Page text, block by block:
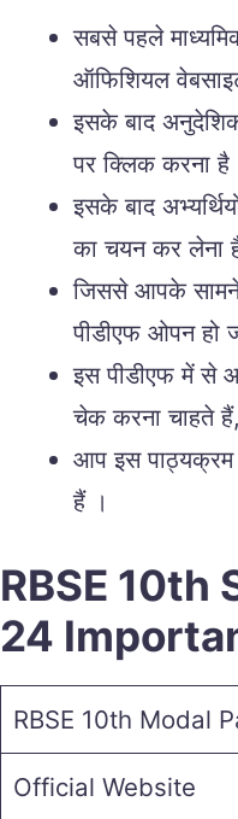
सबसे पहले
ऑफिशियल
इसके बाद
पर क्लिक करना है
इसके बाद
का चयन कर लेना
जिससे आपके सामने
पीडीएफ ओपन हो
इस पीडीएफ में से
चेक करना चाहते
आप इस पाठ्यक्रम
हैं ।
RBSE
24
RBSE 10th Modal
Official Website